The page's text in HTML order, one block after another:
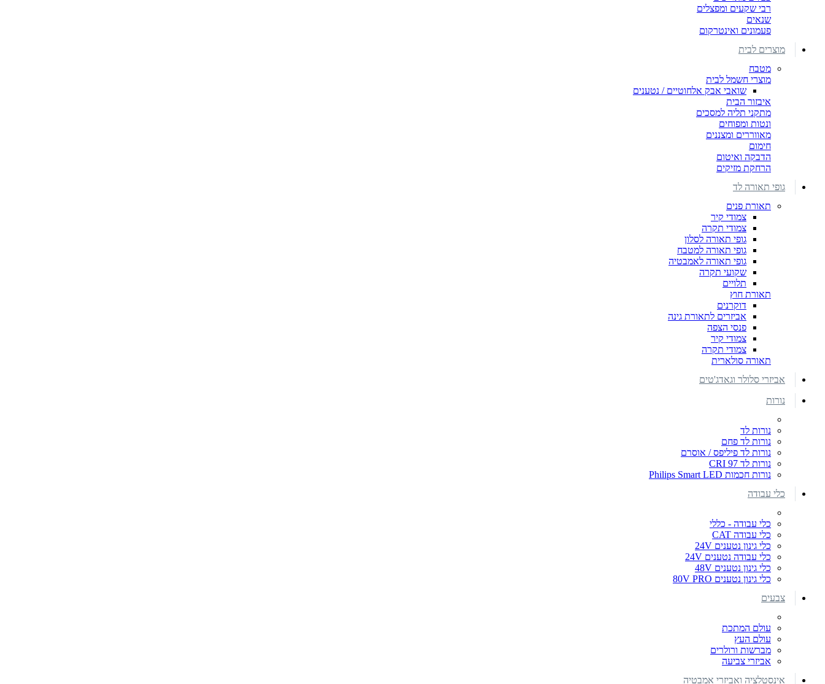
רבי שקעים ומפצלים
שנאים
פעמונים ואינטרקום
מוצרים לבית
מטבח
מוצרי חשמל לבית
שואבי אבק אלחוטיים / נטענים
איבזור הבית
מתקני תליה למסכים
ונטות ומפוחים
מאווררים ומצננים
חימום
הדבקה ואיטום
הרחקת מזיקים
גופי תאורה לד
תאורת פנים
צמודי קיר
צמודי תקרה
גופי תאורה לסלון
גופי תאורה למטבח
גופי תאורה לאמבטיה
שקועי תקרה
תלויים
תאורת חוץ
דוקרנים
אביזרים לתאורת גינה
פנסי הצפה
צמודי קיר
צמודי תקרה
תאורה סולארית
אביזרי סלולר וגאדג'טים
נורות
נורות לד
נורות לד פחם
נורות לד פיליפס / אוסרם
נורות לד CRI 97
נורות חכמות Philips Smart LED
כלי עבודה
כלי עבודה - כללי
כלי עבודה CAT
כלי גינון נטענים 24V
כלי עבודה נטענים 24V
כלי גינון נטענים 48V
כלי גינון נטענים 80V PRO
צבעים
עולם המתכת
עולם העץ
מברשות ורולרים
אביזרי צביעה
אינסטלציה ואביזרי אמבטיה